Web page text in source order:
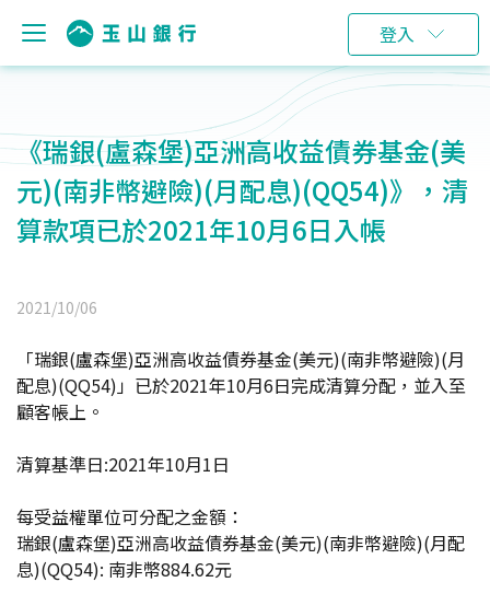
登入
《瑞銀(盧森堡)亞洲高收益債券基金(美
元)(南非幣避險)(月配息)(QQ54)》，清
算款項已於2021年10月6日入帳
2021/10/06
「瑞銀(盧森堡)亞洲高收益債券基金(美元)(南非幣避險)(月
配息)(QQ54)」已於2021年10月6日完成清算分配，並入至
顧客帳上。
清算基準日:2021年10月1日
每受益權單位可分配之金額：
瑞銀(盧森堡)亞洲高收益債券基金(美元)(南非幣避險)(月配
息)(QQ54): 南非幣884.62元